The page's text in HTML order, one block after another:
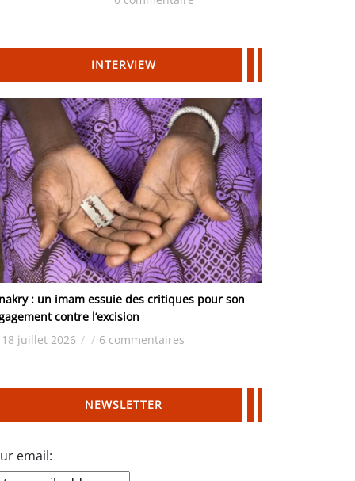
INTERVIEW
: un imam essuie des critiques pour son
contre l’excision
18 juillet 2026 / / 6 commentaires
NEWSLETTER
email: